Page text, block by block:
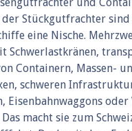
der Stückgutfrachter sind
eine Nische.
Schwerlastkränen,
Containern, Massen-
schweren
Eisenbahnwaggons
macht sie zum